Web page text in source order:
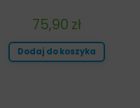
75,90 zł
Dodaj do koszyka